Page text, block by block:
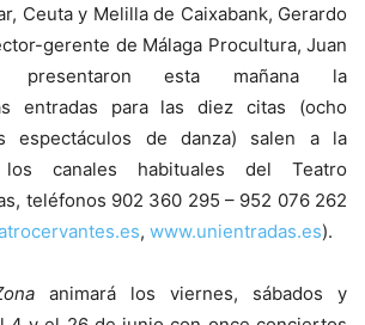
Ceuta y Melilla de Caixabank, Gerardo
gerente de Málaga Procultura, Juan
presentaron esta mañana la
entradas para las diez citas (ocho
espectáculos de danza) salen a la
canales habituales del Teatro
teléfonos 902 360 295 – 952 076 262
, www.unientradas.es).
animará los viernes, sábados y